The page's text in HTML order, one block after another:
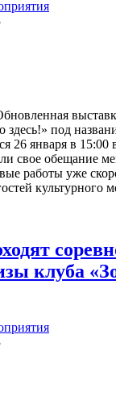
здесь!» под
26 января в
свое обещание
работы уже
культурного
клуба